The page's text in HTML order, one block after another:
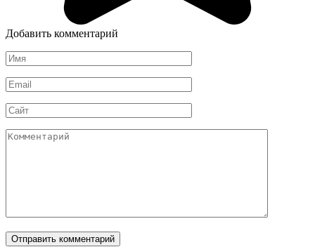
Добавить комментарий
Имя
*
Email
*
Сайт
Комментарий